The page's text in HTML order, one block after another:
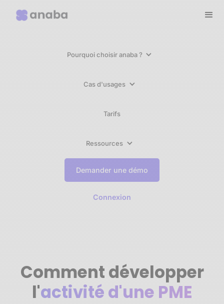
Pourquoi choisir anaba ?
Cas d'usages
Tarifs
Ressources
Demander une démo
Connexion
Comment développer
l'activité d'une PME